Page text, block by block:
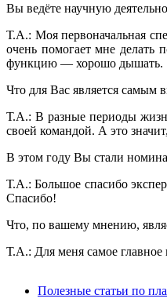
Вы ведёте научную
Т.А.: Моя первоначальная
очень помогает мне делать
функцию — хорошо дышать.
Что для Вас является
Т.А.: В разные периоды
своей командой. А это
В этом году Вы стали
Т.А.: Большое спасибо
Спасибо!
Что, по вашему мнению,
Т.А.: Для меня самое главное
Полезные статьи по